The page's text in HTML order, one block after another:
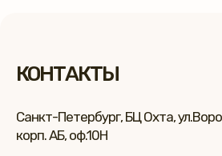
Санкт-Петербург, БЦ Охта,
корп. АБ, оф.10Н
КОНТАКТЫ